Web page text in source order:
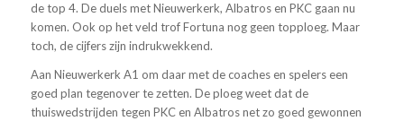
de top 4. De duels met Nieuwerkerk, Albatros en PKC gaan nu
komen. Ook op het veld trof Fortuna nog geen topploeg. Maar
toch, de cijfers zijn indrukwekkend.
Aan Nieuwerkerk A1 om daar met de coaches en spelers een
goed plan tegenover te zetten. De ploeg weet dat de
thuiswedstrijden tegen PKC en Albatros net zo goed gewonnen